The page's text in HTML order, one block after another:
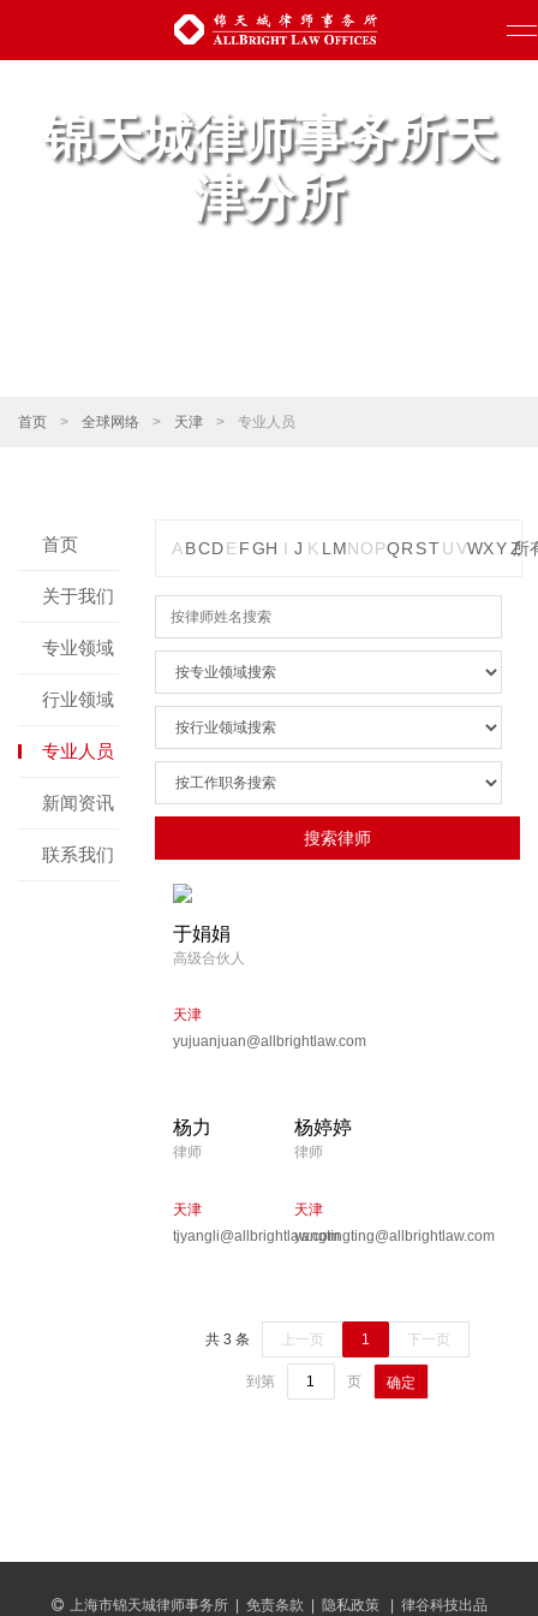
锦天城律师事务所天
津分所
首页 > 全球网络 > 天津 > 专业人员
首页
关于我们
专业领域
行业领域
专业人员
新闻资讯
联系我们
ABCDE FGH I J K L MNOPQR STUVWXYZ
所
于娟娟
高级合伙人
天津
yujuanjuan@allbrightlaw.com
杨力
律师
天津
tjyangli@allbrightlaw.com
杨婷婷
律师
天津
yangtingting@allbrightlaw.com
共 3 条 上一页 1 下一页
到第 页 确定
上海市锦天城律师事务所 | 免责条款 | 隐私政策 | 律谷科技出品